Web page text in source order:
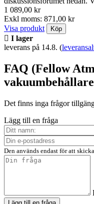
FAQ -
Atmos
(klarglas)
Letar du efter ytterligare
vakuumbehållare 0,7 l
I vår tekniska
svar om funktioner,
produkten. Om du har en
vakuumbehållare 0,7 l
diskussionsforumet nedan.
1 089,00 kr
Exkl moms: 871,00 kr